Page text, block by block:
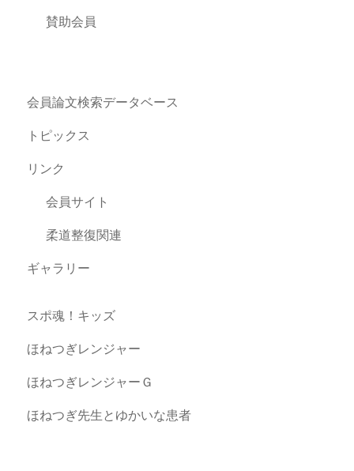
賛助会員
会員論文検索データベース
トピックス
リンク
会員サイト
柔道整復関連
ギャラリー
スポ魂！キッズ
ほねつぎレンジャー
ほねつぎレンジャーＧ
ほねつぎ先生とゆかいな患者